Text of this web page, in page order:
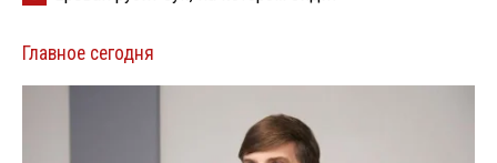
Главное сегодня